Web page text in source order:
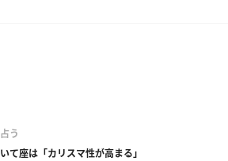
占う
いて座は「カリスマ性が高まる」